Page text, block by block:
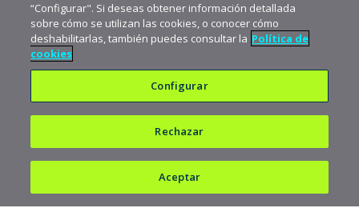
Política de privacidad
Política de cookies
Aviso legal
“Configurar". Si deseas obtener información detallada
sobre cómo se utilizan las cookies, o conocer cómo
deshabilitarlas, también puedes consultar la Política de
cookies
Configurar
Rechazar
Aceptar